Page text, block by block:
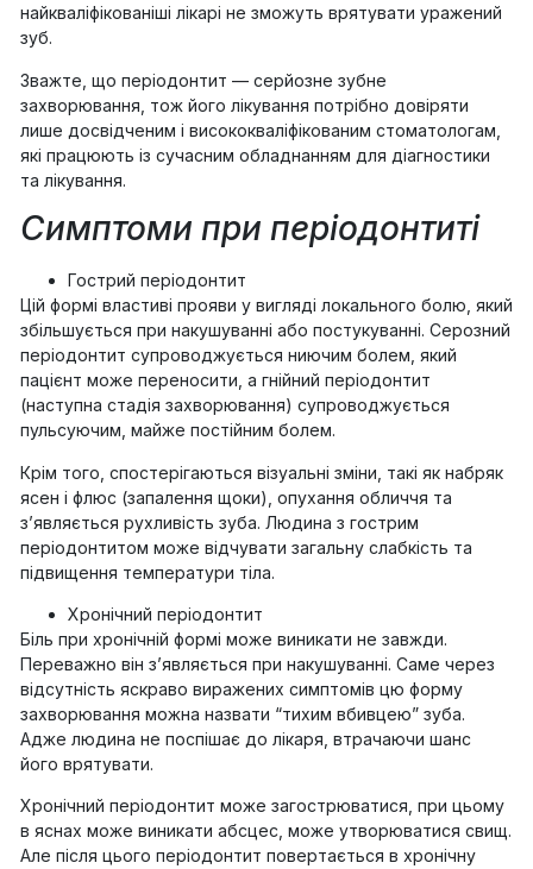
найкваліфікованіші лікарі не зможуть врятувати уражений
зуб.
Зважте, що періодонтит — серйозне зубне
захворювання, тож його лікування потрібно довіряти
лише досвідченим і висококваліфікованим стоматологам,
які працюють із сучасним обладнанням для діагностики
та лікування.
Симптоми при періодонтиті
Гострий періодонтит
Цій формі властиві прояви у вигляді локального болю, який
збільшується при накушуванні або постукуванні. Серозний
періодонтит супроводжується ниючим болем, який
пацієнт може переносити, а гнійний періодонтит
(наступна стадія захворювання) супроводжується
пульсуючим, майже постійним болем.
Крім того, спостерігаються візуальні зміни, такі як набряк
ясен і флюс (запалення щоки), опухання обличчя та
з’являється рухливість зуба. Людина з гострим
періодонтитом може відчувати загальну слабкість та
підвищення температури тіла.
Хронічний періодонтит
Біль при хронічній формі може виникати не завжди.
Переважно він з’являється при накушуванні. Саме через
відсутність яскраво виражених симптомів цю форму
захворювання можна назвати “тихим вбивцею” зуба.
Адже людина не поспішає до лікаря, втрачаючи шанс
його врятувати.
Хронічний періодонтит може загострюватися, при цьому
в яснах може виникати абсцес, може утворюватися свищ.
Але після цього періодонтит повертається в хронічну